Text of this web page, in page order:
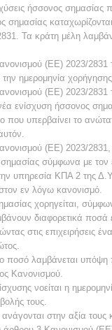
ήσσονος
σημασίας
Τα κράτη μέλη
(ΕΕ) 2023/2831
ημερομηνία
(ΕΕ) 2023/
ενίσχυση ήσσονος
που υπερβαίνει το
(ΕΕ) 2023/2831,
σύμφωνα με
υπηρεσία ΚΠΑ 2 της
εν λόγω κανονισμό.
χορηγείται,
διαφορετικά
στις επιχειρήσεις
ποσό λαμβάνεται
Κανονισμού.
νοείται η
τους.
στην αξία